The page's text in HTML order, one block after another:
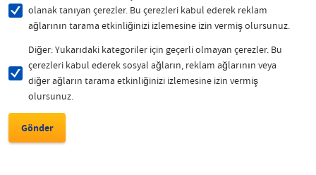
olanak tanıyan çerezler. Bu çerezleri kabul ederek reklam
ağlarının tarama etkinliğinizi izlemesine izin vermiş olursunuz.
Diğer: Yukarıdaki kategoriler için geçerli olmayan çerezler. Bu
çerezleri kabul ederek sosyal ağların, reklam ağlarının veya
diğer ağların tarama etkinliğinizi izlemesine izin vermiş
olursunuz.